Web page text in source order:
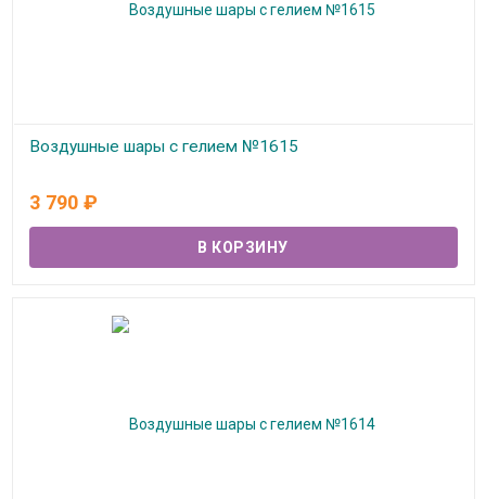
Воздушные шары с гелием №1615
3 790 ₽